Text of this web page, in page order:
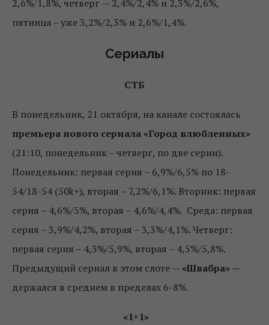
2,6%/1,8%, четверг — 2,4%/2,4% и 2,3%/2,6%,
пятница – уже 3,2%/2,3% и 2,6%/1,4%.
Сериалы
СТБ
В понедельник, 21 октября, на канале состоялась
премьера нового сериала «Город влюбленных»
(21:10, понедельник – четверг, по две серии).
Понедельник: первая серия – 6,9%/6,5% по 18-
54/18-54 (50k+), вторая – 7,2%/6,1%. Вторник: первая
серия – 4,6%/5%, вторая – 4,6%/4,4%. Среда: первая
серия – 3,9%/4,2%, вторая – 3,3%/4,1%. Четверг:
первая серия – 4,3%/5,9%, вторая – 4,5%/5,8%.
Предыдущий сериал в этом слоте — «Швабра» —
держался в среднем в пределах 6-8%.
«1+1»